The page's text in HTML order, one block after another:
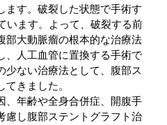
ます。破裂した状態で手術す
います。よって、破裂する前
部大動脈瘤の根本的な治療法
、人工血管に置換する手術で
少ない治療法として、腹部ス
きました。
、年齢や全身合併症、開腹手
慮し腹部ステントグラフト治